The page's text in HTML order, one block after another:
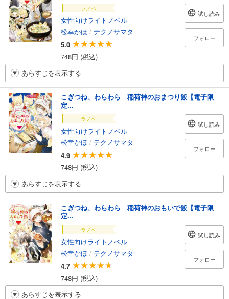
ラノベ
女性向けライトノベル
松幸かほ / テクノサマタ
5.0
748円 (税込)
試し読み
フォロー
あらすじを表示する
こぎつね、わらわら 稲荷神のおまつり飯【電子限
定...
ラノベ
女性向けライトノベル
松幸かほ / テクノサマタ
4.9
748円 (税込)
試し読み
フォロー
あらすじを表示する
こぎつね、わらわら 稲荷神のおもいで飯【電子限
定...
ラノベ
女性向けライトノベル
松幸かほ / テクノサマタ
4.7
748円 (税込)
試し読み
フォロー
あらすじを表示する